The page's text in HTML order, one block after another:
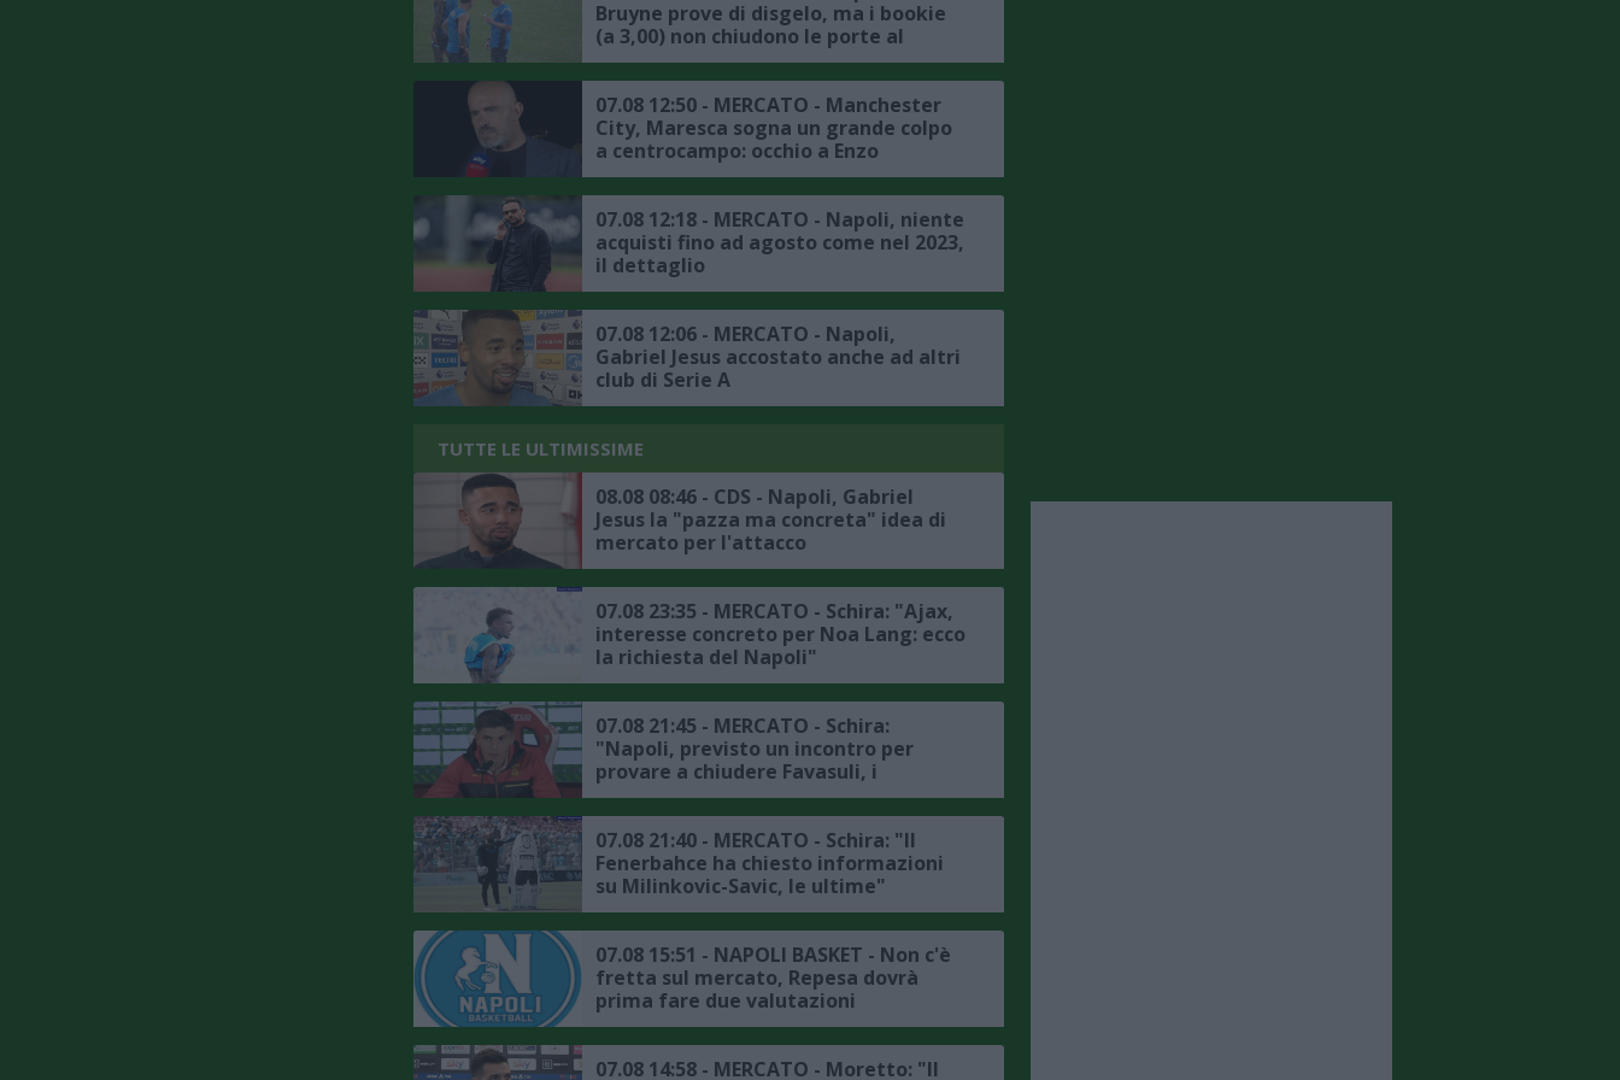
Bruyne prove di disgelo, ma i bookie
(a 3,00) non chiudono le porte al
trasferimento
07.08 12:50 - MERCATO - Manchester
City, Maresca sogna un grande colpo
a centrocampo: occhio a Enzo
Fernandez
07.08 12:18 - MERCATO - Napoli, niente
acquisti fino ad agosto come nel 2023,
il dettaglio
07.08 12:06 - MERCATO - Napoli,
Gabriel Jesus accostato anche ad altri
club di Serie A
TUTTE LE ULTIMISSIME
08.08 08:46 - CDS - Napoli, Gabriel
Jesus la "pazza ma concreta" idea di
mercato per l'attacco
07.08 23:35 - MERCATO - Schira: "Ajax,
interesse concreto per Noa Lang: ecco
la richiesta del Napoli"
07.08 21:45 - MERCATO - Schira:
"Napoli, previsto un incontro per
provare a chiudere Favasuli, i
dettagli"
07.08 21:40 - MERCATO - Schira: "Il
Fenerbahce ha chiesto informazioni
su Milinkovic-Savic, le ultime"
07.08 15:51 - NAPOLI BASKET - Non c'è
fretta sul mercato, Repesa dovrà
prima fare due valutazioni
07.08 14:58 - MERCATO - Moretto: "Il